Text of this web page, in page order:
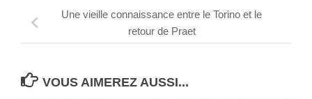
Une vieille connaissance entre le Torino et le
retour de Praet
VOUS AIMEREZ AUSSI...